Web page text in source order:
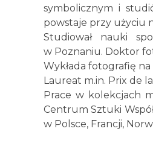
symbolicznym i
powstaje przy użyciu
Studiował nauki
w Poznaniu. Doktor
Wykłada fotografię na
Laureat m.in. Prix de
Prace w kolekcjach
Centrum Sztuki
w Polsce, Francji,